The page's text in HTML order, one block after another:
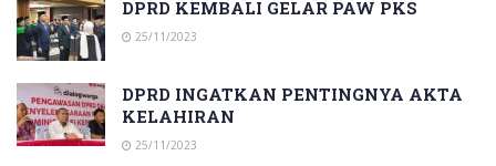
DPRD KEMBALI GELAR PAW PKS
25/11/2023
DPRD INGATKAN PENTINGNYA AKTA
KELAHIRAN
25/11/2023